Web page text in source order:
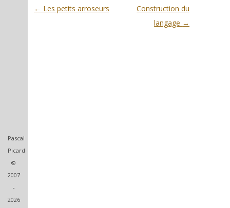
Pascal
Picard
©
2007
-
2026
Post navigation
← Les petits arroseurs
Construction du
langage →